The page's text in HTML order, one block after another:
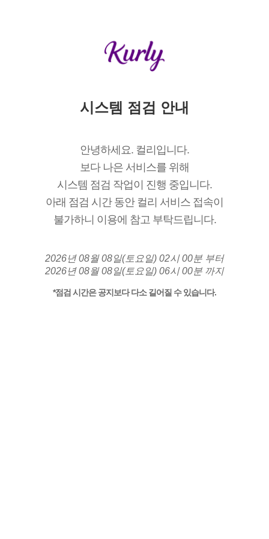
시스템 점검 안내
안녕하세요. 컬리입니다.
보다 나은 서비스를 위해
시스템 점검 작업이 진행 중입니다.
아래 점검 시간 동안 컬리 서비스 접속이
불가하니 이용에 참고 부탁드립니다.
2026년 08월 08일(토요일) 02시 00분 부터
2026년 08월 08일(토요일) 06시 00분 까지
*점검 시간은 공지보다 다소 길어질 수 있습니다.